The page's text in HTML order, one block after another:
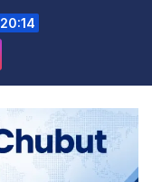
20:14